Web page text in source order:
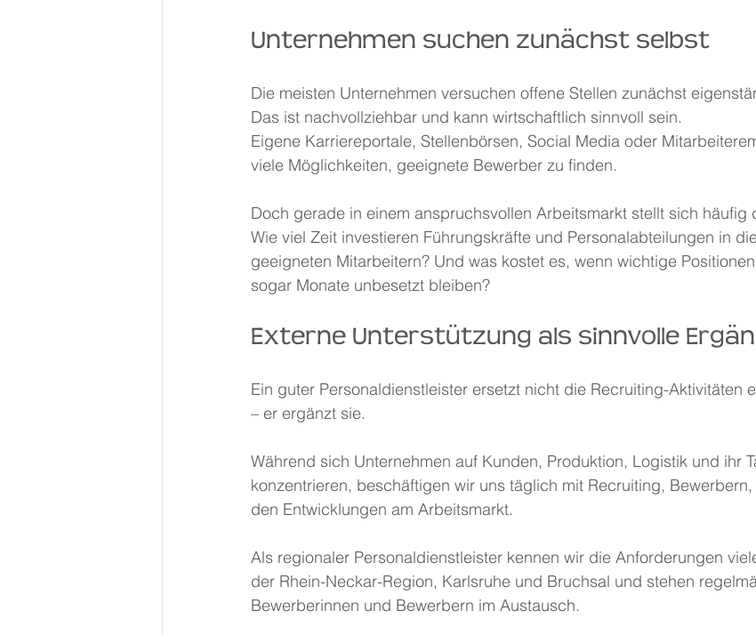
Unternehmen suchen zunächst selbst
Die meisten Unternehmen versuchen offene Stellen zunächst
Das ist nachvollziehbar und kann wirtschaftlich sinnvoll sein.
Eigene Karriereportale, Stellenbörsen, Social Media oder
viele Möglichkeiten, geeignete Bewerber zu finden.
Doch gerade in einem anspruchsvollen Arbeitsmarkt stellt sich häufig
Wie viel Zeit investieren Führungskräfte und Personalabteilungen in
geeigneten Mitarbeitern? Und was kostet es, wenn wichtige
sogar Monate unbesetzt bleiben?
Externe Unterstützung als sinnvolle
Ein guter Personaldienstleister ersetzt nicht die Recruiting-Aktivitäten
– er ergänzt sie.
Während sich Unternehmen auf Kunden, Produktion, Logistik und ihr
konzentrieren, beschäftigen wir uns täglich mit Recruiting,
den Entwicklungen am Arbeitsmarkt.
Als regionaler Personaldienstleister kennen wir die Anforderungen
der Rhein-Neckar-Region, Karlsruhe und Bruchsal und stehen
Bewerberinnen und Bewerbern im Austausch.